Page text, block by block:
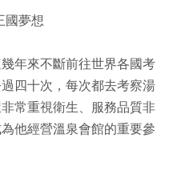
國夢想
年來不斷前往世界各國考
四十次，每次都去考察湯
常重視衛生、服務品質非
他經營溫泉會館的重要參